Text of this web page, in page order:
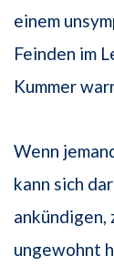
einem
Feinden im
Kummer
Wenn
kann sich
ankündigen,
ungewohnt